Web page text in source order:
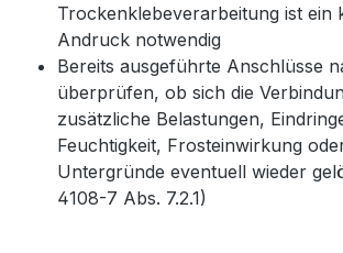
Trockenklebeverarbeitung ist ein
Andruck notwendig
Bereits ausgeführte Anschlüsse
überprüfen, ob sich die
zusätzliche Belastungen,
Feuchtigkeit, Frosteinwirkung
Untergründe eventuell wieder
4108-7 Abs. 7.2.1)